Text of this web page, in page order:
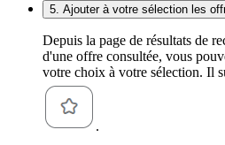
5. Ajouter à votre sélection les
Depuis la page de résultats de
d'une offre consultée, vous
votre choix à votre sélection. Il
.